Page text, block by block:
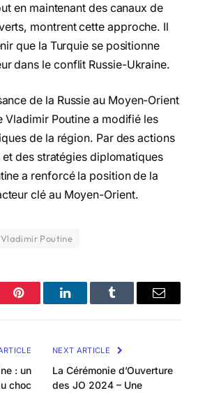
en maintenant des canaux de
montrent cette approche. Il
que la Turquie se positionne
dans le conflit Russie-Ukraine.
de la Russie au Moyen-Orient
Vladimir Poutine a modifié les
de la région. Par des actions
des stratégies diplomatiques
a renforcé la position de la
clé au Moyen-Orient.
Vladimir Poutine
Pinterest LinkedInTumblr Email
: un
choc
NEXT ARTICLE
La Cérémonie d’Ouverture
des JO 2024 – Une